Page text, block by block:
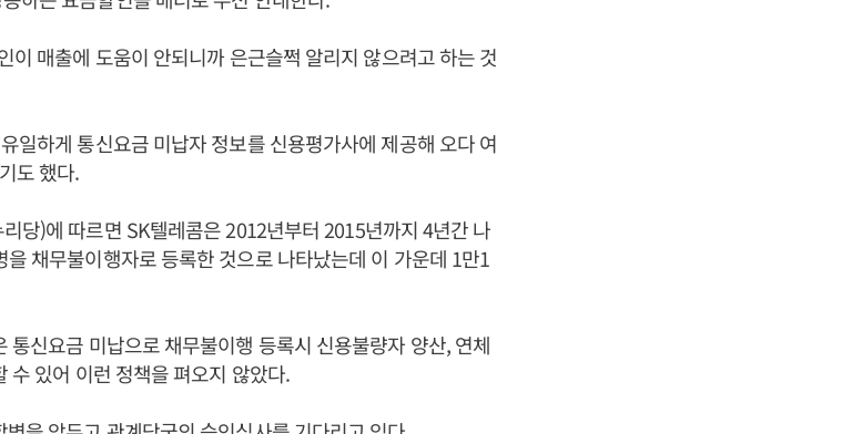
이 매출에 도움이 안되니까 은근슬쩍 알리지 않으려고 하는 것
일하게 통신요금 미납자 정보를 신용평가사에 제공해 오다 여
도 했다.
당)에 따르면 SK텔레콤은 2012년부터 2015년까지 4년간 나
채무불이행자로 등록한 것으로 나타났는데 이 가운데 1만1
통신요금 미납으로 채무불이행 등록시 신용불량자 양산, 연체
수 있어 이런 정책을 펴오지 않았다.